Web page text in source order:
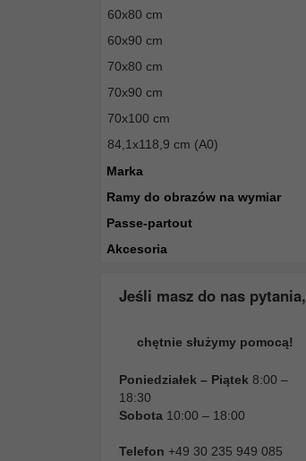
60x80 cm
60x90 cm
70x80 cm
70x90 cm
70x100 cm
84,1x118,9 cm (A0)
Marka
Ramy do obrazów na wymiar
Passe-partout
Akcesoria
Jeśli masz do nas pytania,
chętnie służymy pomocą!
Poniedziałek – Piątek 8:00 –
18:30
Sobota 10:00 – 18:00
Telefon +49 30 235 949 085